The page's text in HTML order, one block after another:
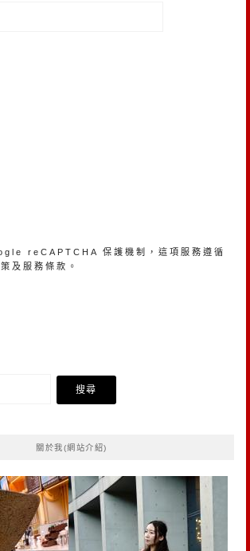
reCAPTCHA 保護機制，這項服務遵循
及 服務條款 。
關於我(網站介紹)